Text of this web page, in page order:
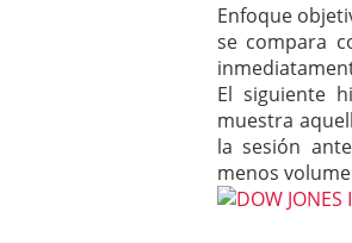
Enfoque
se compara
El siguiente
muestra
la sesión
menos